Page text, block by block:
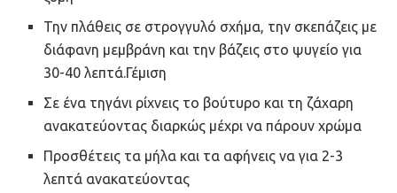
Την πλάθεις σε στρογγυλό σχήμα, την σκεπάζεις με
διάφανη μεμβράνη και την βάζεις στο ψυγείο για
30-40 λεπτά.Γέμιση
Σε ένα τηγάνι ρίχνεις το βούτυρο και τη ζάχαρη
ανακατεύοντας διαρκώς μέχρι να πάρουν χρώμα
Προσθέτεις τα μήλα και τα αφήνεις να για 2-3
λεπτά ανακατεύοντας